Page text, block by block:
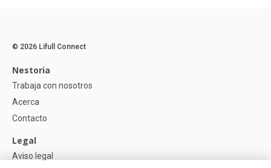
© 2026 Lifull Connect
Nestoria
Trabaja con nosotros
Acerca
Contacto
Legal
Aviso legal